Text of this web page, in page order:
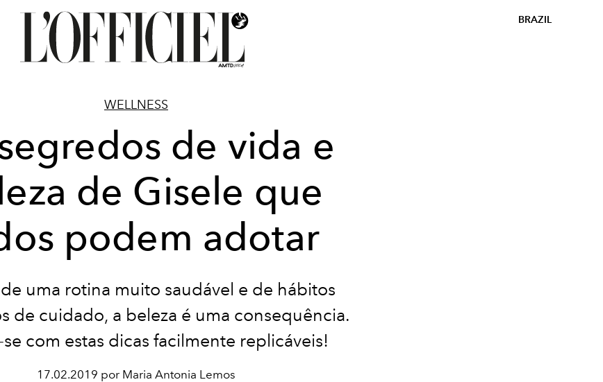
BRAZIL
WELLNESS
de vida e
de Gisele que
podem adotar
uma rotina muito saudável e de hábitos
de cuidado, a beleza é uma consequência.
com estas dicas facilmente replicáveis!
17.02.2019 por Maria Antonia Lemos